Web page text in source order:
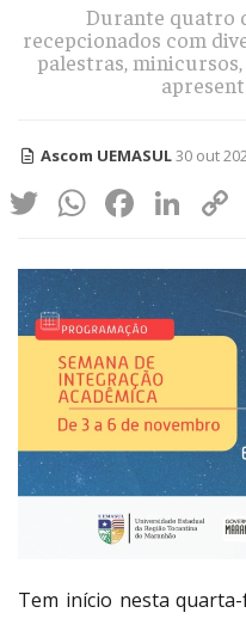
Durante quatro
recepcionados com
palestras,
Ascom UEMASUL30 out
Twitter
Tem início nesta